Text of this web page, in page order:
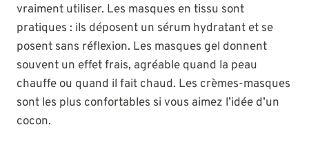
vraiment utiliser. Les masques en tissu sont
pratiques : ils déposent un sérum hydratant et se
posent sans réflexion. Les masques gel donnent
souvent un effet frais, agréable quand la peau
chauffe ou quand il fait chaud. Les crèmes-masques
sont les plus confortables si vous aimez l’idée d’un
cocon.